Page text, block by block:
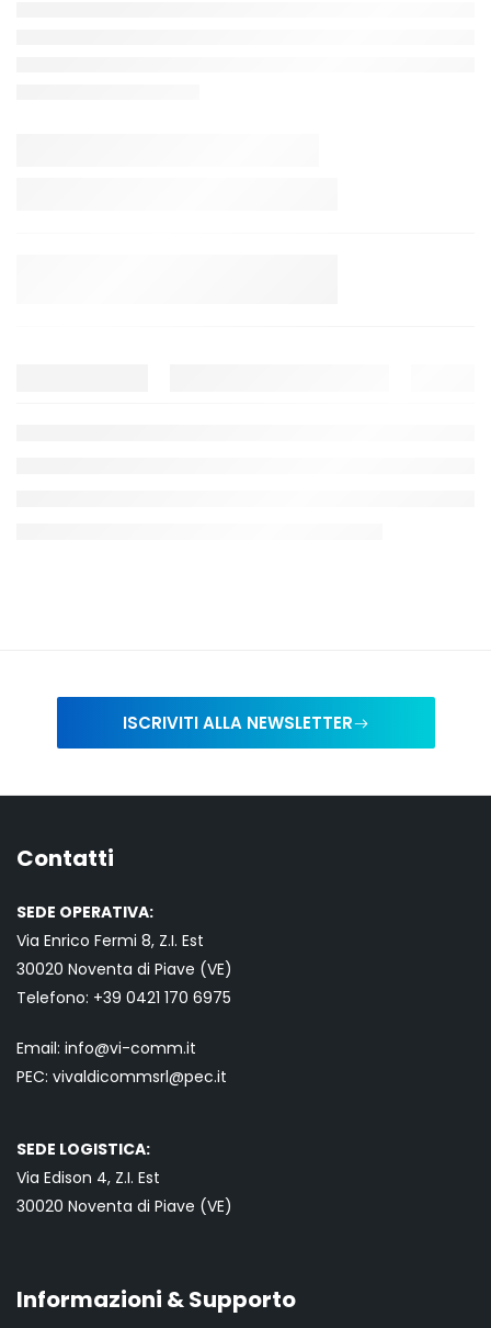
ISCRIVITI ALLA NEWSLETTER
Contatti
SEDE OPERATIVA:
Via Enrico Fermi 8, Z.I. Est
30020 Noventa di Piave (VE)
Telefono: +39 0421 170 6975
Email: info@vi-comm.it
PEC: vivaldicommsrl@pec.it
SEDE LOGISTICA:
Via Edison 4, Z.I. Est
30020 Noventa di Piave (VE)
Informazioni & Supporto